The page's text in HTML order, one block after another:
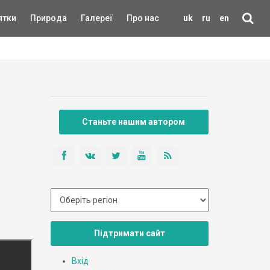
uk ru en
Природа Галереї Про нас
Станьте нашим автором
Підтримати сайт
Вхід